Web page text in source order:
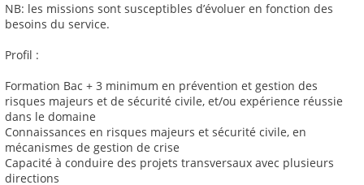
NB: les missions sont susceptibles d’évoluer en fonction des
besoins du service.
Profil :
Formation Bac + 3 minimum en prévention et gestion des
risques majeurs et de sécurité civile, et/ou expérience réussie
dans le domaine
Connaissances en risques majeurs et sécurité civile, en
mécanismes de gestion de crise
Capacité à conduire des projets transversaux avec plusieurs
directions